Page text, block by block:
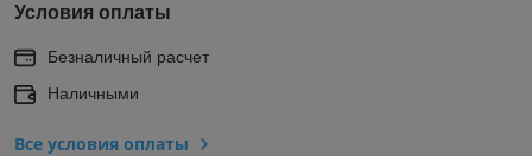
Условия оплаты
Безналичный расчет
Наличными
Все условия оплаты